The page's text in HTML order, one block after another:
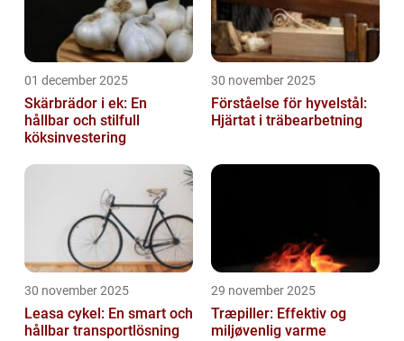
01 december 2025
Skärbrädor i ek: En
hållbar och stilfull
köksinvestering
30 november 2025
Förståelse för hyvelstål:
Hjärtat i träbearbetning
30 november 2025
Leasa cykel: En smart och
hållbar transportlösning
29 november 2025
Træpiller: Effektiv og
miljøvenlig varme